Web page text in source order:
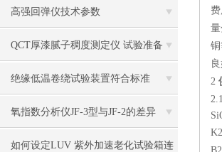
数
高强回弹仪技术参数
QCT厚漆腻子稠度测定仪 试验准备
绝缘低温卷绕试验装置符合标准
氧指数分析仪JF-3型与JF-2的差异
如何设定LUV 紫外加速老化试验箱连
2